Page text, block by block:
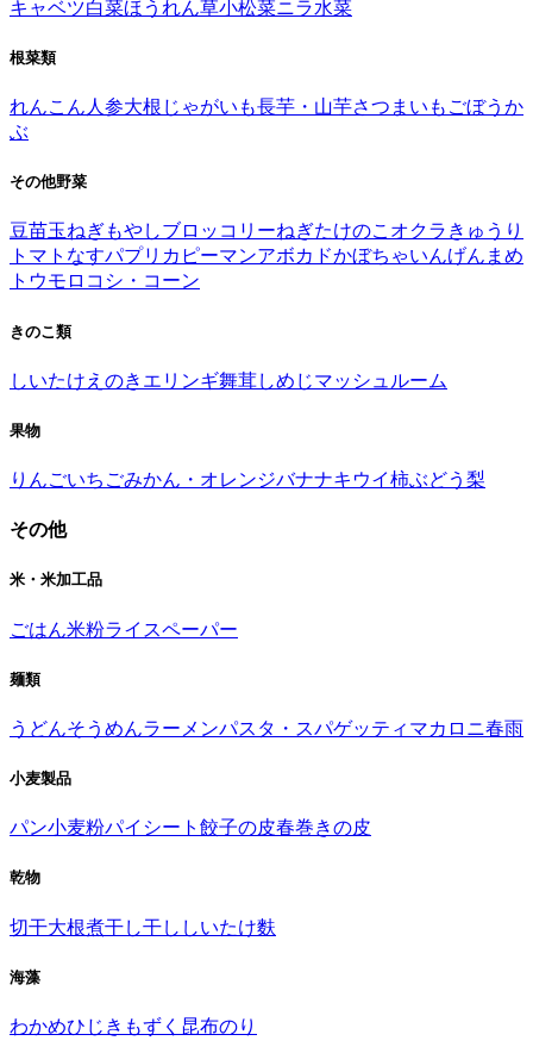
キャベツ白菜ほうれん草小松菜ニラ水菜
根菜類
れんこん 人参大根 じゃがいも長芋・山芋さつまいも ごぼう か
ぶ
その他野菜
豆苗玉ねぎもやしブロッコリーねぎたけのこ オクラ きゅうり
トマト なすパプリカ ピーマンアボカドかぼちゃいんげんまめ
トウモロコシ・コーン
きのこ類
しいたけ えのき エリンギ舞茸しめじマッシュルーム
果物
りんごいちごみかん・オレンジバナナキウイ柿ぶどう 梨
その他
米・米加工品
ごはん米粉ライスペーパー
麺類
うどんそうめんラーメンパスタ・スパゲッティ マカロニ春雨
小麦製品
パン小麦粉パイシート 餃子の皮春巻きの皮
乾物
切干大根煮干し干ししいたけ麩
海藻
わかめひじき もずく 昆布のり